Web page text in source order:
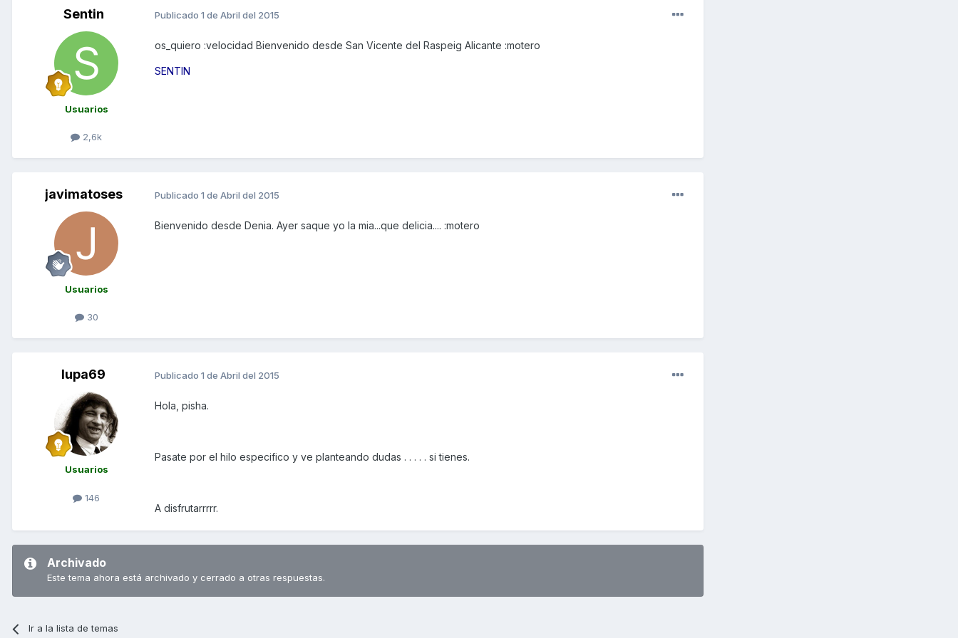
Sentin
Usuarios
2,6k
Publicado 1 de Abril del 2015
os_quiero :velocidad Bienvenido desde San Vicente del Raspeig Alicante :motero
SENTIN
javimatoses
Usuarios
30
Publicado 1 de Abril del 2015
Bienvenido desde Denia. Ayer saque yo la mia...que delicia.... :motero
lupa69
Usuarios
146
Publicado 1 de Abril del 2015
Hola, pisha.
Pasate por el hilo especifico y ve planteando dudas . . . . . si tienes.
A disfrutarrrrr.
Archivado
Este tema ahora está archivado y cerrado a otras respuestas.
Ir a la lista de temas